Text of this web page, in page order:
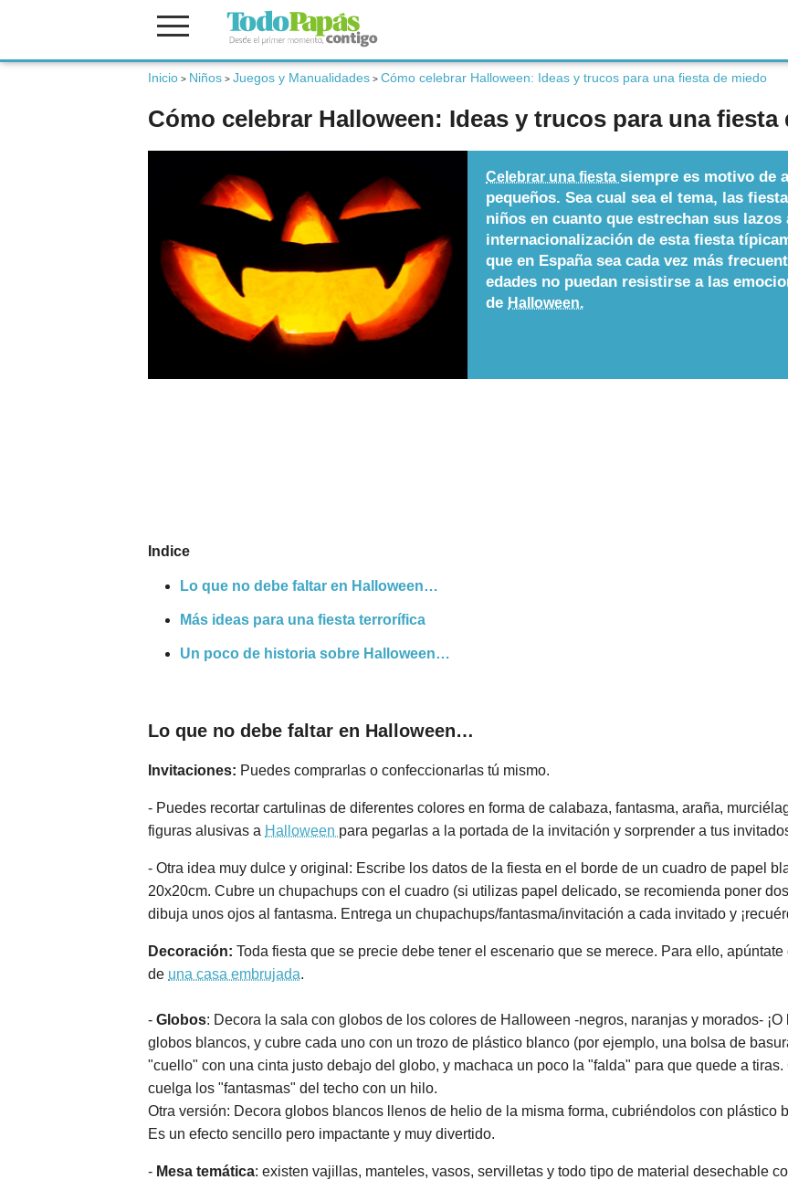
Inicio > Niños > Juegos y Manualidades > Cómo celebrar Halloween: Ideas y trucos para una fiesta de miedo
Cómo celebrar Halloween: Ideas y trucos para una fiesta
Celebrar una fiesta siempre es motivo de
pequeños. Sea cual sea el tema, las
niños en cuanto que estrechan sus lazos
internacionalización de esta fiesta
que en España sea cada vez más
edades no puedan resistirse a las
de Halloween.
Indice
Lo que no debe faltar en Halloween…
Más ideas para una fiesta terrorífica
Un poco de historia sobre Halloween…
Lo que no debe faltar en Halloween…
Invitaciones: Puedes comprarlas o confeccionarlas tú mismo.
- Puedes recortar cartulinas de diferentes colores en forma de calabaza, fantasma, araña,
figuras alusivas a Halloween para pegarlas a la portada de la invitación y sorprender a tus
- Otra idea muy dulce y original: Escribe los datos de la fiesta en el borde de un cuadro de papel
20x20cm. Cubre un chupachups con el cuadro (si utilizas papel delicado, se recomienda poner
dibuja unos ojos al fantasma. Entrega un chupachups/fantasma/invitación a cada invitado y
Decoración: Toda fiesta que se precie debe tener el escenario que se merece. Para ello,
de una casa embrujada.
- Globos: Decora la sala con globos de los colores de Halloween -negros, naranjas y morados-
globos blancos, y cubre cada uno con un trozo de plástico blanco (por ejemplo, una bolsa de
"cuello" con una cinta justo debajo del globo, y machaca un poco la "falda" para que quede a
cuelga los "fantasmas" del techo con un hilo.
Otra versión: Decora globos blancos llenos de helio de la misma forma, cubriéndolos con plástico
Es un efecto sencillo pero impactante y muy divertido.
- Mesa temática: existen vajillas, manteles, vasos, servilletas y todo tipo de material desechable